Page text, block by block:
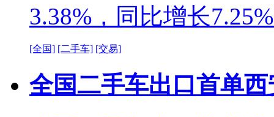
3.38%，同比增长
[全国] [二手车] [交易]
全国二手车出口首单